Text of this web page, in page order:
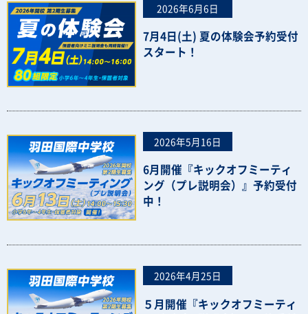
2026年6月6日
7月4日(土) 夏の体験会予約受付
スタート！
2026年5月16日
6月開催『キックオフミーティ
ング（プレ説明会）』予約受付
中！
2026年4月25日
５月開催『キックオフミーティ